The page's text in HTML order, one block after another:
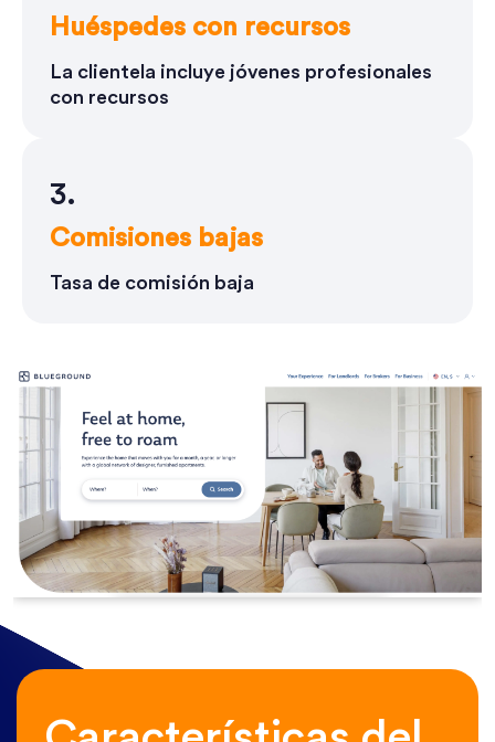
Huéspedes con recursos
La clientela incluye jóvenes profesionales
con recursos
3.
Comisiones bajas
Tasa de comisión baja